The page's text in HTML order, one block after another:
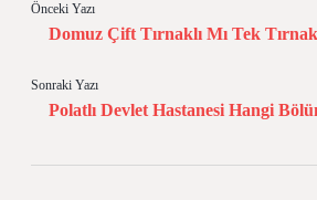
Önceki Yazı
Domuz Çift Tırnaklı Mı Tek
Sonraki Yazı
Polatlı Devlet Hastanesi Hangi